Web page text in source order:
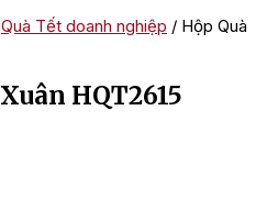
Quà Tết doanh nghiệp / Hộp Quà
HQT2615